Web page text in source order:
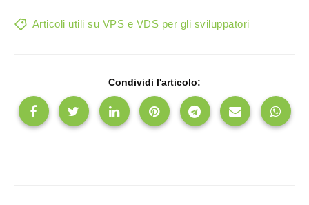
Articoli utili su VPS e VDS per gli sviluppatori
Condividi l'articolo: